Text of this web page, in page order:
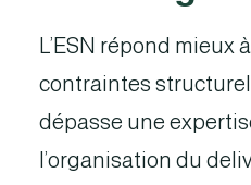
L’ESN répond mieux
contraintes
dépasse une
l’organisation du